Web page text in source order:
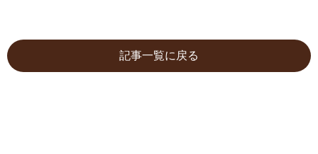
記事一覧に戻る